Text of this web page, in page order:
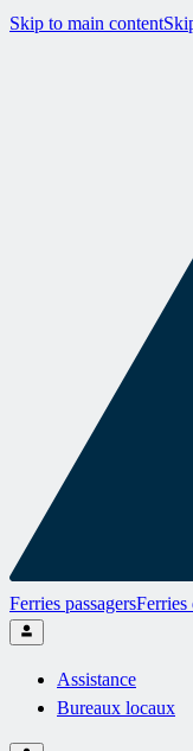
Skip to main content
Ferries passagersFerries
Assistance
Bureaux locaux